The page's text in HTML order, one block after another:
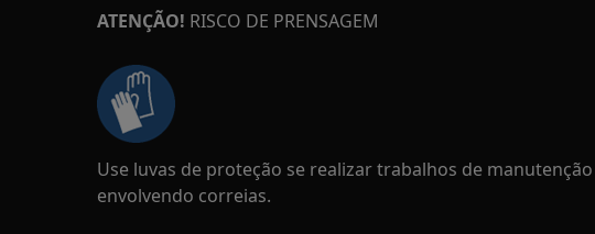
ATENÇÃO! RISCO DE PRENSAGEM
Use luvas de proteção se realizar trabalhos de
envolvendo correias.